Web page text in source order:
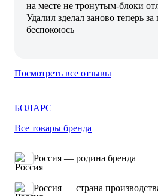
на месте не тронутым-блоки
Удалил зделал заново теперь
беспокоюсь
Посмотреть все отзывы
БОЛАРС
Все товары бренда
Россия — родина бренда
Россия — страна